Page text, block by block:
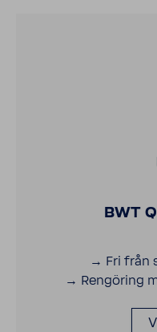
BWT
→ Fri från
→ Rengö­ring